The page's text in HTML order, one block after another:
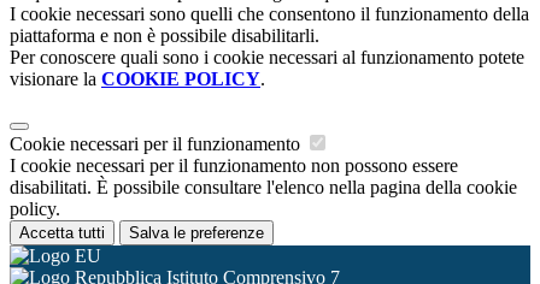
I cookie necessari sono quelli che consentono il funzionamento della
piattaforma e non è possibile disabilitarli.
Per conoscere quali sono i cookie necessari al funzionamento potete
visionare la COOKIE POLICY.
Cookie necessari per il funzionamento
I cookie necessari per il funzionamento non possono essere
disabilitati. È possibile consultare l'elenco nella pagina della cookie
policy.
Accetta tutti Salva le preferenze
Istituto Comprensivo 7